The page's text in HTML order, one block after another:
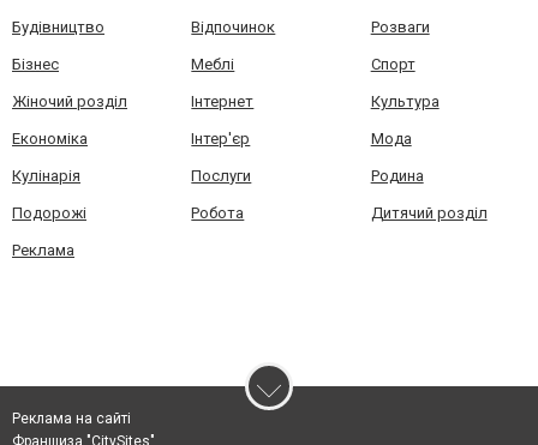
Будівництво Відпочинок Розваги
Бізнес Меблі Спорт
Жіночий розділ Інтернет Культура
Економіка Інтер'єр Мода
Кулінарія Послуги Родина
Подорожі Робота Дитячий розділ
Реклама
Реклама на сайті
Франшиза "CitySites"